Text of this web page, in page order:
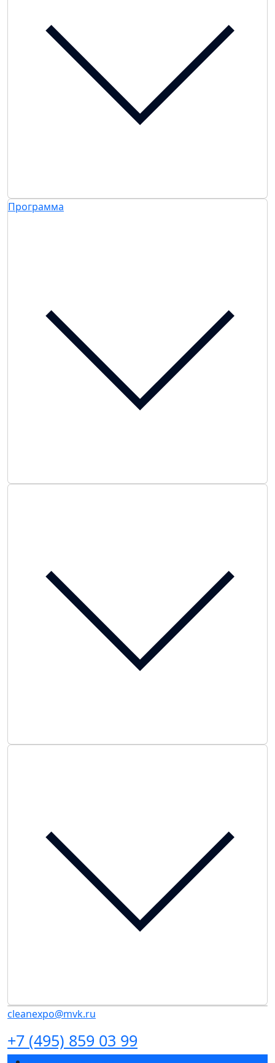
Программа
cleanexpo@mvk.ru
+7 (495) 859 03 99